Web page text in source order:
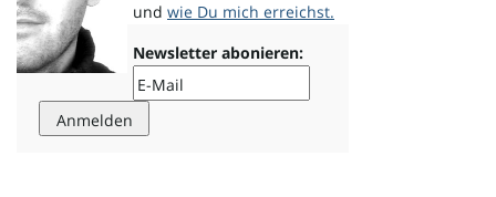
und wie Du mich erreichst.
Newsletter abonieren: